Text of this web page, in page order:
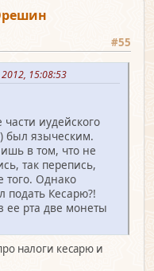
#55
15:08:53
иудейского
был языческим.
в том, что не
так перепись,
того. Однако
подать Кесарю?!
ее рта две монеты
налоги кесарю и